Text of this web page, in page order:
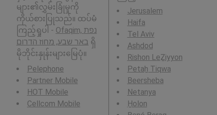
များ၏လွှမ်းခြုံမှုကို
ကိုယ်စားပြုသည်။ ထပ်မံ
ကြည့်ရှုပါ - Ofaqim, נפת
באר שבע, מחוז הדרום ရှိ
မိုဘိုင်းနှုန်းများမြေပုံ။
Pelephone
Partner Mobile
HOT Mobile
Cellcom Mobile
Jerusalem
Haifa
Tel Aviv
Ashdod
Rishon LeẔiyyon
Petaẖ Tiqwa
Beersheba
Netanya
H̱olon